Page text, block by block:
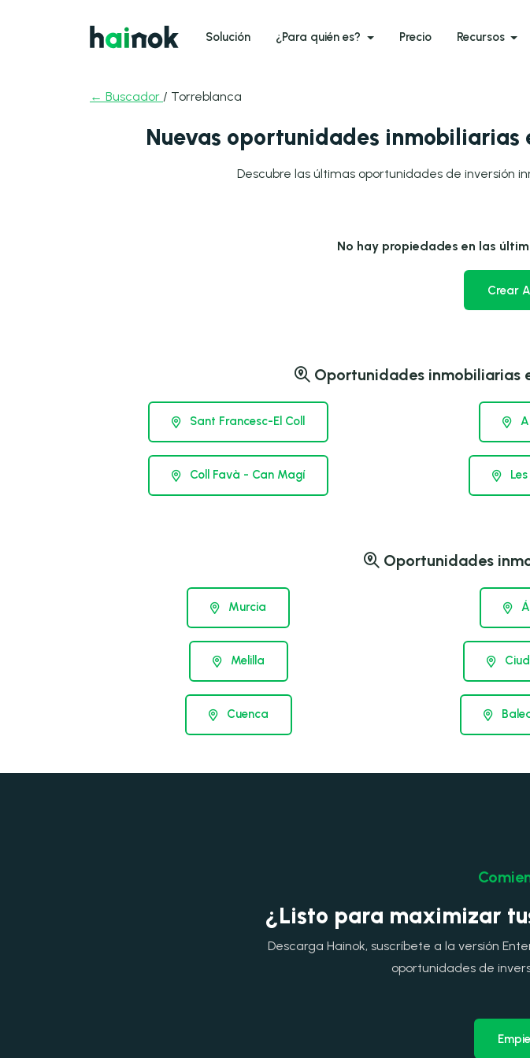
Solución ¿Para quién es? Precio Recursos
← Buscador / Torreblanca
Nuevas oportunidades
Descubre las últimas oportunidades de inversión
No hay propiedades en las
Crear
Oportunidades inmobiliarias
Sant Francesc-El Coll
Coll Favà - Can Magí
Oportunidades
Murcia
Melilla
Cuenca
¿Listo para maximizar
Descarga Hainok, suscríbete a la versión
oportunidades de